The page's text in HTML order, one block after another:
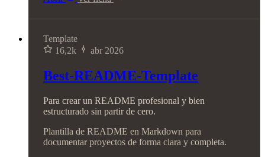
Template
16,2k
abr 2026
Best-README-Template
Para crear un README profesional y bien
estructurado sin partir de cero.
Plantilla de README en Markdown para
documentar proyectos de forma clara y completa.